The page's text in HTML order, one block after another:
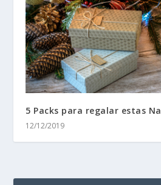
5 Packs para regalar estas
12/12/2019